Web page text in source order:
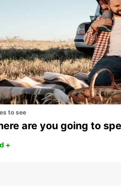
to see
are you going to
+